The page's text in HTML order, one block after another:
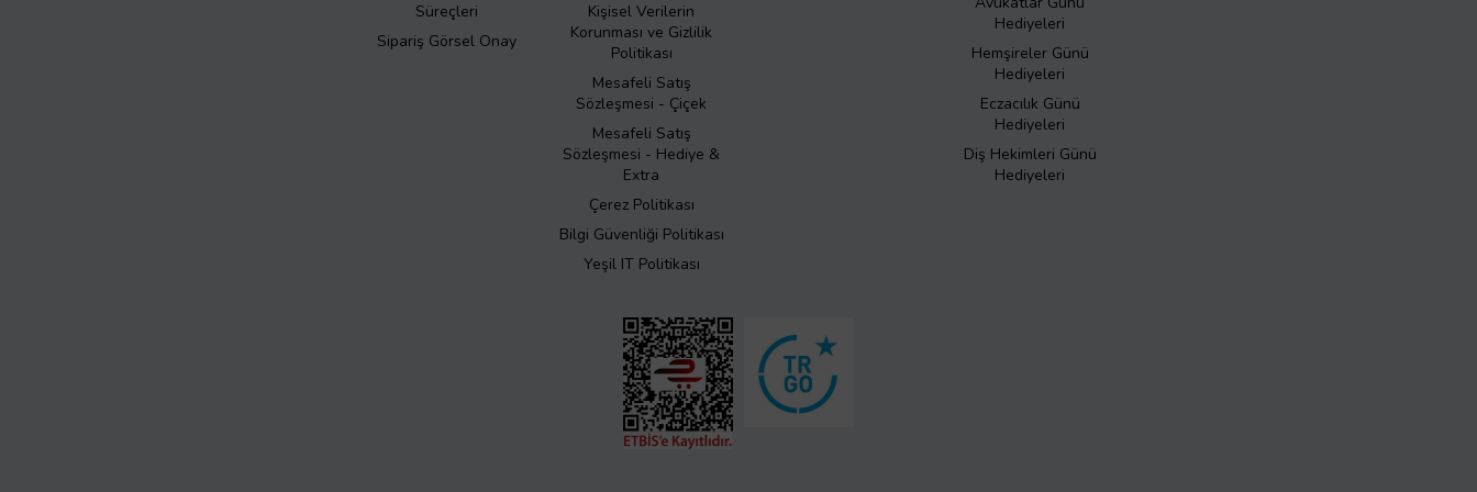
Süreçleri
Sipariş Görsel Onay
Kişisel Verilerin
Korunması ve Gizlilik
Politikası
Mesafeli Satış
Sözleşmesi - Çiçek
Mesafeli Satış
Sözleşmesi - Hediye &
Extra
Çerez Politikası
Bilgi Güvenliği Politikası
Yeşil IT Politikası
Hediyeleri
Hemşireler Günü
Hediyeleri
Eczacılık Günü
Hediyeleri
Diş Hekimleri Günü
Hediyeleri